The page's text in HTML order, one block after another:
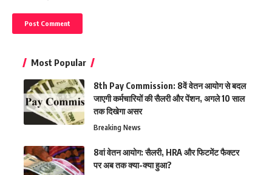
Most Popular
8th Pay Commission: 8वें वेतन आयोग से बदल
जाएगी कर्मचारियों की सैलरी और पेंशन, अगले 10 साल
तक दिखेगा असर
Breaking News
8वां वेतन आयोग: सैलरी, HRA और फिटमेंट फैक्टर
पर अब तक क्या-क्या हुआ?